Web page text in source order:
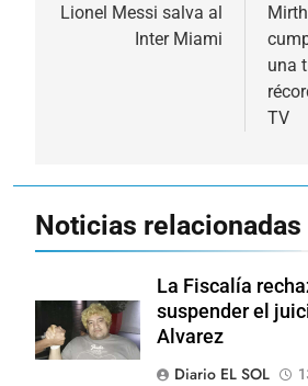
de
Lionel Messi salva al
Inter Miami
una
TV
Noticias relacionadas
La Fiscalía
suspender el
Alvarez
Diario EL SOL